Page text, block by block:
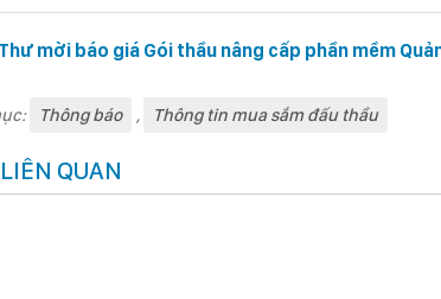
Thư mời báo giá Gói thầu nâng cấp phần mềm
Thông báo , Thông tin mua sắm đấu thầu
QUAN